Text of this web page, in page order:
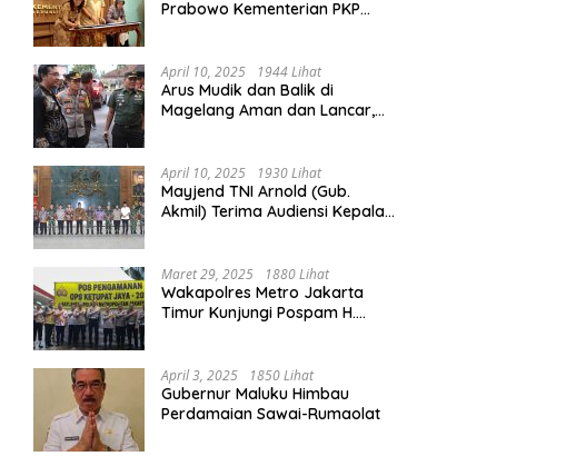
Prabowo Kementerian PKP
April 10, 2025 1944 Lihat
Arus Mudik dan Balik di
Magelang Aman dan Lancar,
April 10, 2025 1930 Lihat
Mayjend TNI Arnold (Gub.
Akmil) Terima Audiensi Kepala
Maret 29, 2025 1880 Lihat
Wakapolres Metro Jakarta
Timur Kunjungi Pospam H.
April 3, 2025 1850 Lihat
Gubernur Maluku Himbau
Perdamaian Sawai-Rumaolat